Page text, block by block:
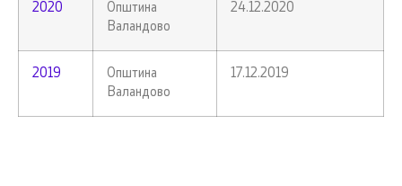
2020
Општина
Валандово
24.12.2020
2019
Општина
Валандово
17.12.2019